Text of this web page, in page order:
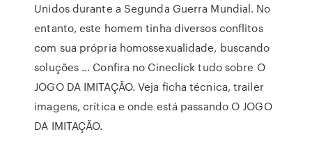
Unidos durante a Segunda Guerra Mundial. No
entanto, este homem tinha diversos conflitos
com sua própria homossexualidade, buscando
soluções … Confira no Cineclick tudo sobre O
JOGO DA IMITAÇÃO. Veja ficha técnica, trailer
imagens, crítica e onde está passando O JOGO
DA IMITAÇÃO.